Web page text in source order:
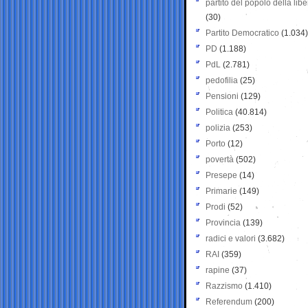
partito del popolo della
(30)
Partito Democratico (1.034)
PD (1.188)
PdL (2.781)
pedofilia (25)
Pensioni (129)
Politica (40.814)
polizia (253)
Porto (12)
povertà (502)
Presepe (14)
Primarie (149)
Prodi (52)
Provincia (139)
radici e valori (3.682)
RAI (359)
rapine (37)
Razzismo (1.410)
Referendum (200)